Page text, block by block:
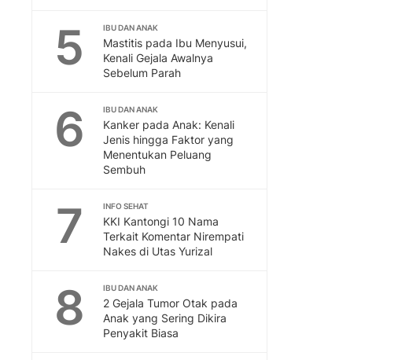
5 IBU DAN ANAK
Mastitis pada Ibu Menyusui,
Kenali Gejala Awalnya
Sebelum Parah
6 IBU DAN ANAK
Kanker pada Anak: Kenali
Jenis hingga Faktor yang
Menentukan Peluang
Sembuh
7 INFO SEHAT
KKI Kantongi 10 Nama
Terkait Komentar Nirempati
Nakes di Utas Yurizal
8 IBU DAN ANAK
2 Gejala Tumor Otak pada
Anak yang Sering Dikira
Penyakit Biasa